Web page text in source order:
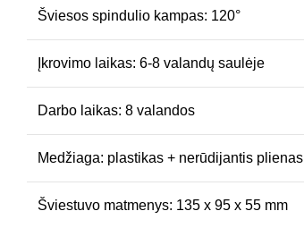
Šviesos spindulio kampas: 120°
Įkrovimo laikas: 6-8 valandų saulėje
Darbo laikas: 8 valandos
Medžiaga: plastikas + nerūdijantis plienas
Šviestuvo matmenys: 135 x 95 x 55 mm